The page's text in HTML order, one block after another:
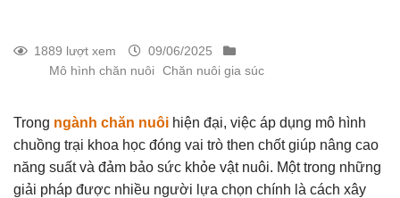
1889 lượt xem
09/06/2025
Mô hình chăn nuôi
Chăn nuôi gia súc
Trong ngành chăn nuôi hiện đại, việc áp dụng mô hình
chuồng trại khoa học đóng vai trò then chốt giúp nâng cao
năng suất và đảm bảo sức khỏe vật nuôi. Một trong những
giải pháp được nhiều người lựa chọn chính là cách xây